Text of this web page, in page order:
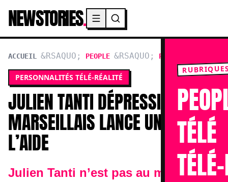
NEWSTORIES.
TÉLÉ
ACCUEIL PEOPLE PERSONNALITÉS
PERSONNALITÉS TÉLÉ-RÉALITÉ
JULIEN TANTI DÉPRESSIF ? LE
MARSEILLAIS LANCE UN APPEL À
L’AIDE
Julien Tanti n’est pas au mieux de